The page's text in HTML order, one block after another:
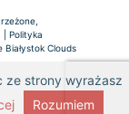
Polityka
Clouds
ze strony wyrażasz
Rozumiem